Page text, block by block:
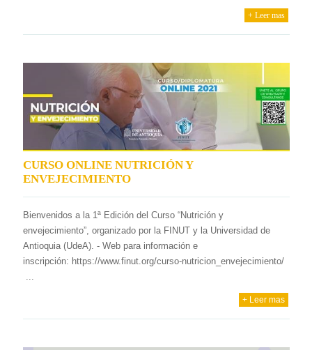
+ Leer mas
CURSO ONLINE NUTRICIÓN Y
ENVEJECIMIENTO
Bienvenidos a la 1ª Edición del Curso “Nutrición y
envejecimiento”, organizado por la FINUT y la Universidad de
Antioquia (UdeA). - Web para información e
inscripción: https://www.finut.org/curso-nutricion_envejecimiento/
...
+ Leer mas